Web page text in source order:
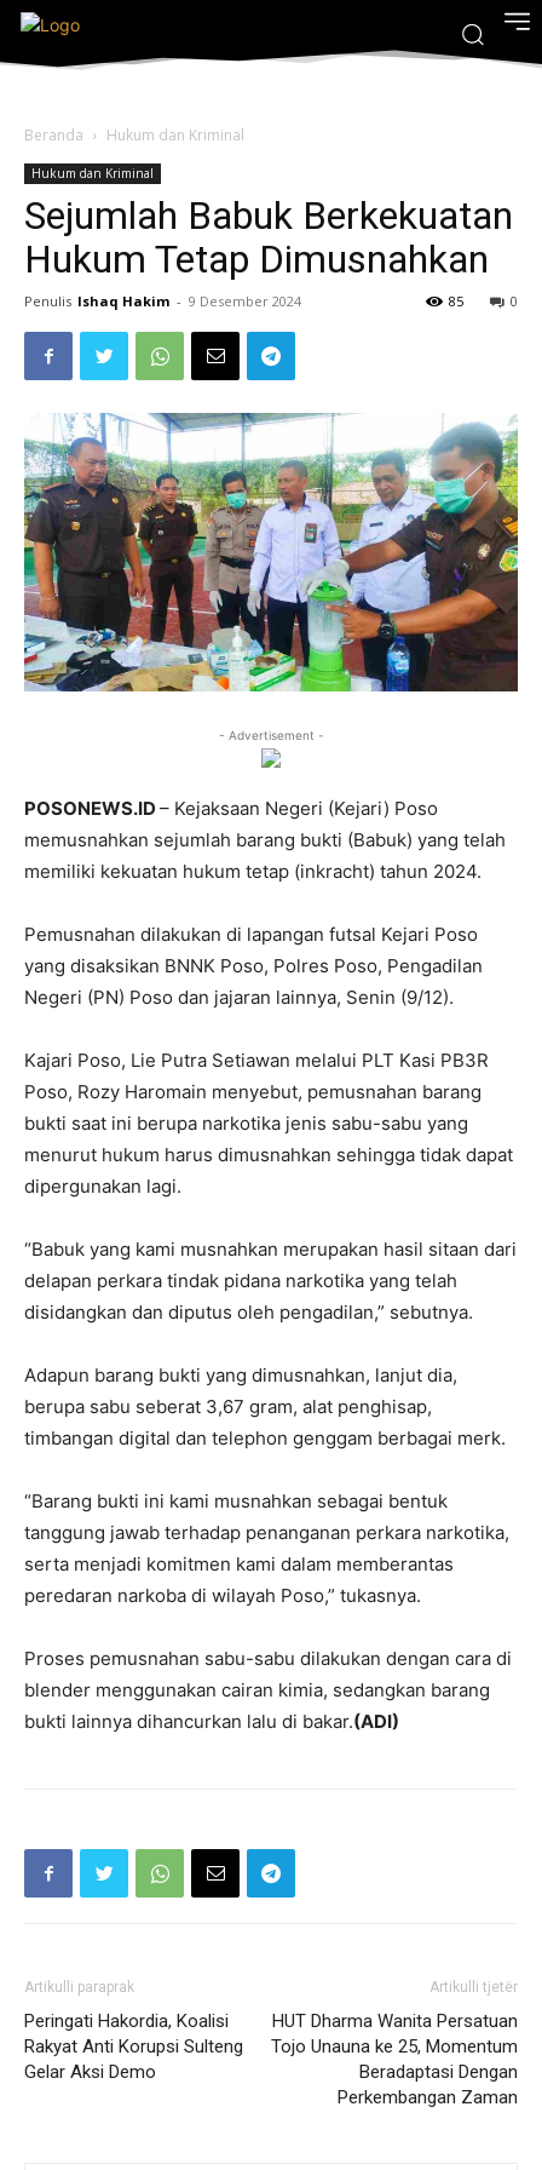
Beranda Hukum dan Kriminal
Hukum dan Kriminal
Sejumlah Babuk Berkekuatan
Hukum Tetap Dimusnahkan
Penulis Ishaq Hakim - 9 Desember 2024 0
85
- Advertisement -
POSONEWS.ID – Kejaksaan Negeri (Kejari) Poso
memusnahkan sejumlah barang bukti (Babuk) yang telah
memiliki kekuatan hukum tetap (inkracht) tahun 2024.
Pemusnahan dilakukan di lapangan futsal Kejari Poso
yang disaksikan BNNK Poso, Polres Poso, Pengadilan
Negeri (PN) Poso dan jajaran lainnya, Senin (9/12).
Kajari Poso, Lie Putra Setiawan melalui PLT Kasi PB3R
Poso, Rozy Haromain menyebut, pemusnahan barang
bukti saat ini berupa narkotika jenis sabu-sabu yang
menurut hukum harus dimusnahkan sehingga tidak dapat
dipergunakan lagi.
“Babuk yang kami musnahkan merupakan hasil sitaan dari
delapan perkara tindak pidana narkotika yang telah
disidangkan dan diputus oleh pengadilan,” sebutnya.
Adapun barang bukti yang dimusnahkan, lanjut dia,
berupa sabu seberat 3,67 gram, alat penghisap,
timbangan digital dan telephon genggam berbagai merk.
“Barang bukti ini kami musnahkan sebagai bentuk
tanggung jawab terhadap penanganan perkara narkotika,
serta menjadi komitmen kami dalam memberantas
peredaran narkoba di wilayah Poso,” tukasnya.
Proses pemusnahan sabu-sabu dilakukan dengan cara di
blender menggunakan cairan kimia, sedangkan barang
bukti lainnya dihancurkan lalu di bakar.(ADI)
Artikulli paraprak
Peringati Hakordia, Koalisi
Rakyat Anti Korupsi Sulteng
Gelar Aksi Demo
Artikulli tjetër
HUT Dharma Wanita Persatuan
Tojo Unauna ke 25, Momentum
Beradaptasi Dengan
Perkembangan Zaman